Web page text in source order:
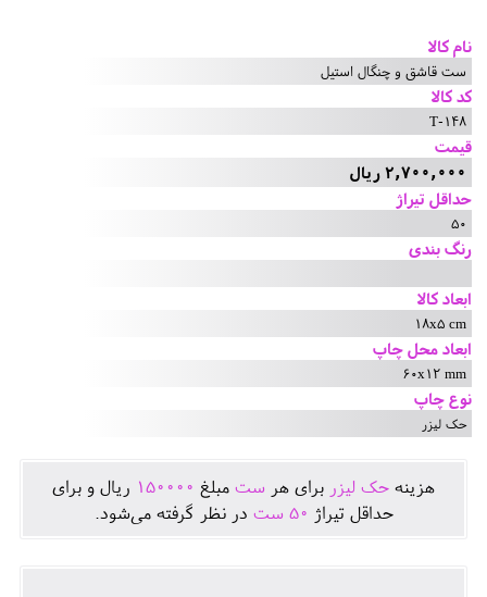
نام کالا
ست قاشق و چنگال استیل
کد کالا
T-148
قیمت
2,700,000 ریال
حداقل تیراژ
50
رنگ بندی
ابعاد کالا
18x5 cm
ابعاد محل چاپ
60x12 mm
نوع چاپ
حک لیزر
هزينه حک لیزر برای هر ست مبلغ 150000 ريال و برای
حداقل تيراژ 50 ست در نظر گرفته می‌شود.